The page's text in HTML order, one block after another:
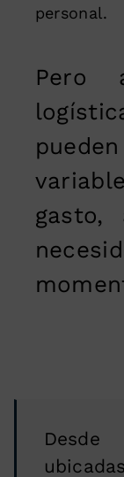
personal.
Pero
gasto,
Desde